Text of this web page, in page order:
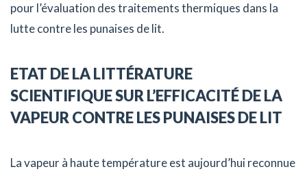
pour l’évaluation des traitements thermiques dans la
lutte contre les punaises de lit.
ETAT DE LA LITTÉRATURE
SCIENTIFIQUE SUR L’EFFICACITÉ DE LA
VAPEUR CONTRE LES PUNAISES DE LIT
La vapeur à haute température est aujourd’hui reconnue